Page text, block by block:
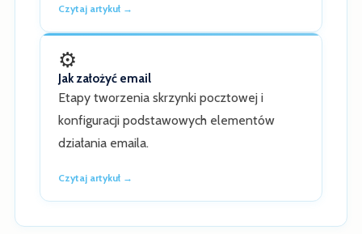
Czytaj artykuł →
⚙️
Jak założyć email
Etapy tworzenia skrzynki pocztowej i
konfiguracji podstawowych elementów
działania emaila.
Czytaj artykuł →